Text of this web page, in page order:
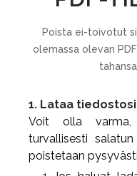
Poista ei-toivotut
olemassa olevan
1. Lataa tiedostosi
Voit olla varma,
turvallisesti
poistetaan